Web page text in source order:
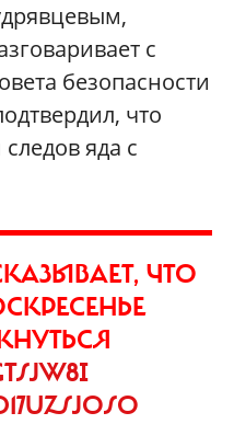
с
безопасности
что
яда с
ЧТО